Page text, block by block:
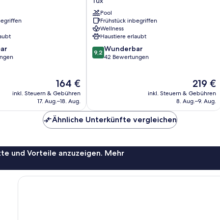
Der
Preis
beträgt
164 €
inkl. Steuern & Gebühren
17. Aug.–18. Aug.
Kirchler
TuxPool
Frühstück inbegriffen
Wellness
Haustiere erlaubt
9.2
von
9,2 Wunderbar
42 Bewertungen
Der
Preis
beträgt
219 €
inkl. Steuern & Gebühren
8. Aug.–9. Aug.
Ähnliche Unterkünfte vergleichen
und Vorteile anzuzeigen. Mehr